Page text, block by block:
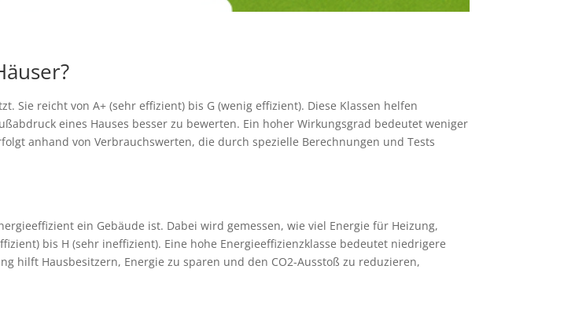
Sie reicht von A+ (sehr effizient) bis G (wenig effizient). Diese Klassen helfen
eines Hauses besser zu bewerten. Ein hoher Wirkungsgrad bedeutet weniger
anhand von Verbrauchswerten, die durch spezielle Berechnungen und Tests
ein Gebäude ist. Dabei wird gemessen, wie viel Energie für Heizung,
bis H (sehr ineffizient). Eine hohe Energieeffizienzklasse bedeutet niedrigere
hilft Hausbesitzern, Energie zu sparen und den CO2-Ausstoß zu reduzieren,